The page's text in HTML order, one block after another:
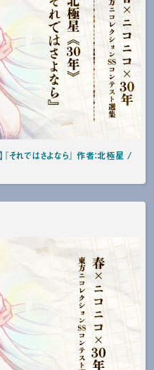
それではさよなら』 作者：北極星 /